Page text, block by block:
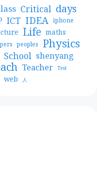
Critical days
ICT IDEA iphone
Life maths
peoples Physics
School shenyang
Teacher Test
web 人